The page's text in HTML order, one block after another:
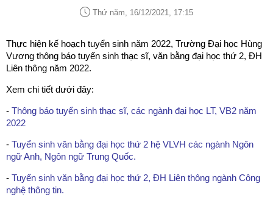
Thứ năm, 16/12/2021, 17:15
Thực hiện kế hoạch tuyển sinh năm 2022, Trư­ờng Đại học Hùng
Vương thông báo tuyển sinh thạc sĩ, văn bằng đại học thứ 2, ĐH
Liên thông năm 2022.
Xem chi tiết dưới đây:
- Thông báo tuyển sinh thạc sĩ, các ngành đại học LT, VB2 năm
2022
- Tuyển sinh văn bằng đại học thứ 2 hệ VLVH các ngành Ngôn
ngữ Anh, Ngôn ngữ Trung Quốc.
- Tuyển sinh văn bằng đại học thứ 2, ĐH Liên thông ngành Công
nghệ thông tin.